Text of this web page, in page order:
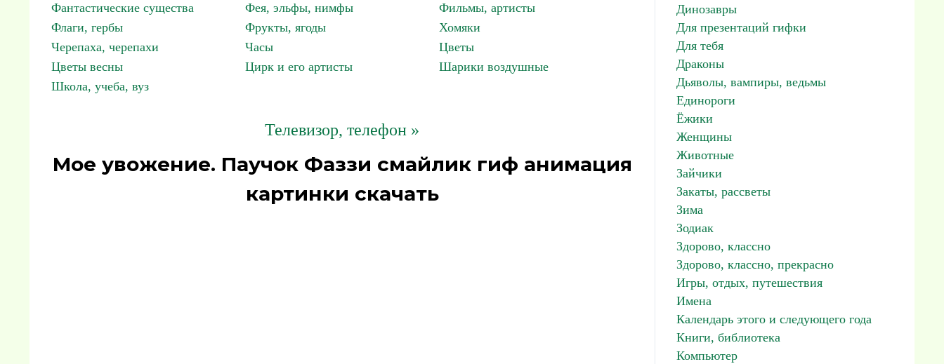
Фантастические существа
Фея, эльфы, нимфы
Фильмы, артисты
Флаги, гербы
Фрукты, ягоды
Хомяки
Черепаха, черепахи
Часы
Цветы
Цветы весны
Цирк и его артисты
Шарики воздушные
Школа, учеба, вуз
Телевизор, телефон »
Мое увожение. Паучок Фаззи смайлик гиф анимация
картинки скачать
Динозавры
Для презентаций гифки
Для тебя
Драконы
Дьяволы, вампиры, ведьмы
Единороги
Ёжики
Женщины
Животные
Зайчики
Закаты, рассветы
Зима
Зодиак
Здорово, классно
Здорово, классно, прекрасно
Игры, отдых, путешествия
Имена
Календарь этого и следующего года
Книги, библиотека
Компьютер